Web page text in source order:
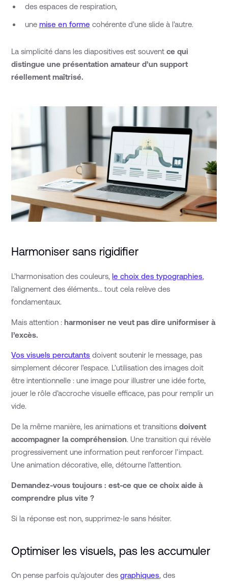
des espaces de respiration,
une mise en forme cohérente d’une slide à l’autre.
La simplicité dans les diapositives est souventce qui
distingue une présentation amateur d’un support
réellement maîtrisé.
Harmoniser sans rigidifier
L’harmonisation des couleurs,le choix des typographies,
l’alignement des éléments… tout cela relève des
fondamentaux.
Mais attention :harmoniser ne veut pas dire uniformiser à
l’excès.
Vos visuels percutants doivent soutenir le message, pas
simplement décorer l’espace. L’utilisation des images doit
être intentionnelle : une image pour illustrer une idée forte,
jouer le rôle d’accroche visuelle efficace, pas pour remplir un
vide.
De la même manière, les animations et transitionsdoivent
accompagner la compréhension. Une transition qui révèle
progressivement une information peut renforcer l’impact.
Une animation décorative, elle, détourne l’attention.
Demandez-vous toujours : est-ce que ce choix aide à
comprendre plus vite ?
Si la réponse est non, supprimez-le sans hésiter.
Optimiser les visuels, pas les accumuler
On pense parfois qu’ajouter desgraphiques, des